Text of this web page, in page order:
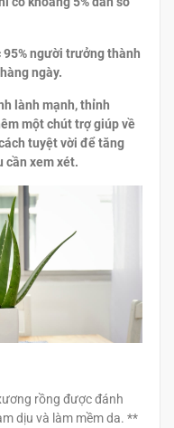
người trưởng thành
ngày.
lành mạnh, thỉnh
một chút trợ giúp về
tuyệt vời để tăng
cần xem xét.
rồng được đánh
dịu và làm mềm da. **